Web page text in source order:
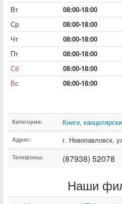
Вт
08:00-18:00
Ср
08:00-18:00
Чт
08:00-18:00
Пт
08:00-18:00
Сб
08:00-18:00
Вс
08:00-18:00
Категория: Книги,
Адрес: г. Новопавловск,
Телефоны: (87938) 52078
Наши